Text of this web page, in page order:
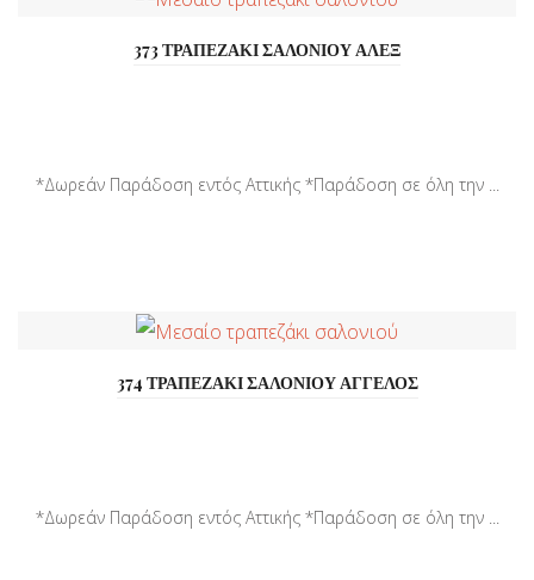
373 ΤΡΑΠΕΖΑΚΙ ΣΑΛΟΝΙΟΥ ΑΛΕΞ
*Δωρεάν Παράδοση εντός Αττικής *Παράδοση σε όλη την ...
374 ΤΡΑΠΕΖΑΚΙ ΣΑΛΟΝΙΟΥ ΑΓΓΕΛΟΣ
*Δωρεάν Παράδοση εντός Αττικής *Παράδοση σε όλη την ...